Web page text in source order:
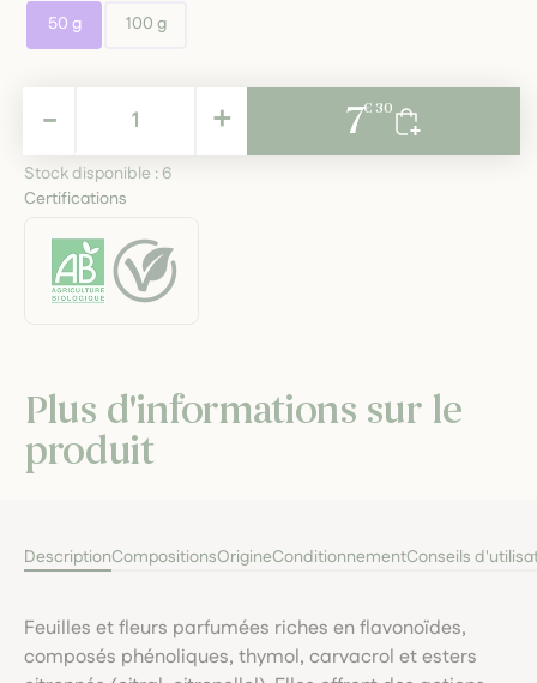
50 g 100 g
7,30 € +
- 7€ 30
Stock disponible : 6
Certifications
Plus d'informations sur le
produit
DescriptionCompositionsOrigineConditionnementConseils
Feuilles et fleurs parfumées riches en flavonoïdes,
composés phénoliques, thymol, carvacrol et esters